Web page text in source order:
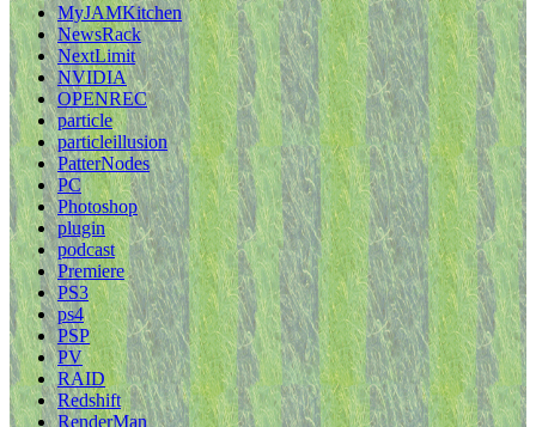
MyJAMKitchen
NewsRack
NextLimit
NVIDIA
OPENREC
particle
particleillusion
PatterNodes
PC
Photoshop
plugin
podcast
Premiere
PS3
ps4
PSP
PV
RAID
Redshift
RenderMan